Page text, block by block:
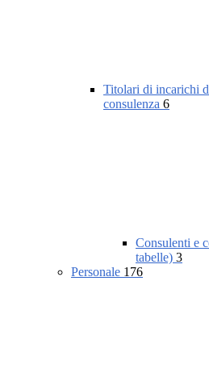
Titolari di incarichi
consulenza 6
Consulenti e
tabelle) 3
Personale 176